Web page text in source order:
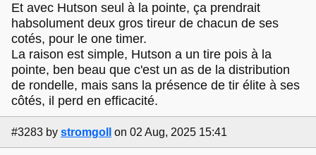
Et avec Hutson seul à la pointe, ça prendrait
habsolument deux gros tireur de chacun de ses
cotés, pour le one timer.
La raison est simple, Hutson a un tire pois à la
pointe, ben beau que c'est un as de la distribution
de rondelle, mais sans la présence de tir élite à ses
côtés, il perd en efficacité.
#3283 by stromgoll on 02 Aug, 2025 15:41